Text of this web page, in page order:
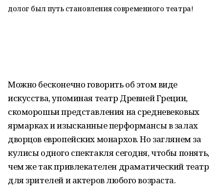
долог был путь становления современного театра!
Можно бесконечно говорить об этом виде
искусства, упоминая театр Древней Греции,
скоморошьи представления на средневековых
ярмарках и изысканные перформансы в залах
дворцов европейских монархов. Но заглянем за
кулисы одного спектакля сегодня, чтобы понять,
чем же так привлекателен драматический театр
для зрителей и актеров любого возраста.